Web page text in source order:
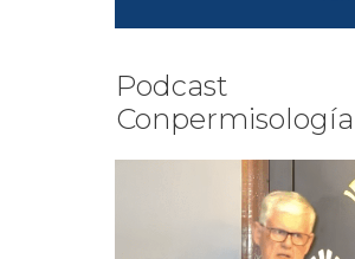
Podcast
Conpermisología